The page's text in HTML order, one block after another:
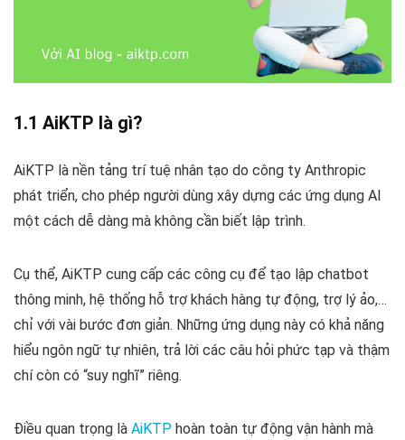
1.1 AiKTP là gì?
AiKTP là nền tảng trí tuệ nhân tạo do công ty Anthropic
phát triển, cho phép người dùng xây dựng các ứng dụng AI
một cách dễ dàng mà không cần biết lập trình.
Cụ thể, AiKTP cung cấp các công cụ để tạo lập chatbot
thông minh, hệ thống hỗ trợ khách hàng tự động, trợ lý ảo,…
chỉ với vài bước đơn giản. Những ứng dụng này có khả năng
hiểu ngôn ngữ tự nhiên, trả lời các câu hỏi phức tạp và thậm
chí còn có “suy nghĩ” riêng.
Điều quan trọng là AiKTP hoàn toàn tự động vận hành mà